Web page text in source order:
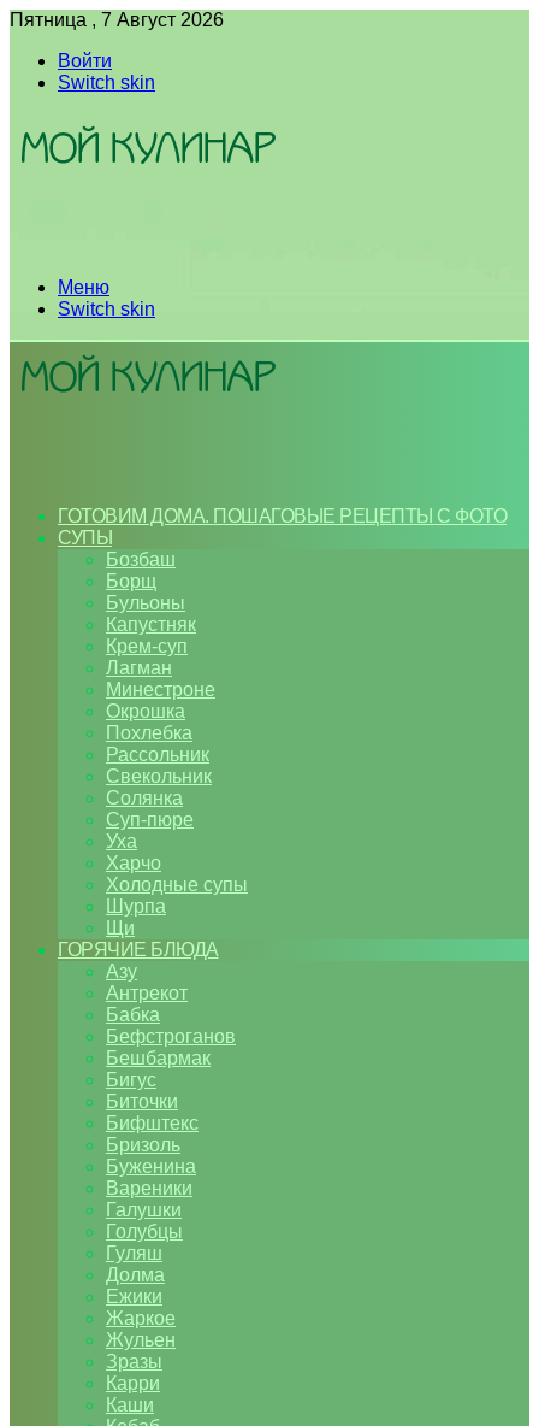
Пятница , 7 Август 2026
Войти
Switch skin
Меню
Switch skin
ГОТОВИМ ДОМА. ПОШАГОВЫЕ РЕЦЕПТЫ С ФОТО
СУПЫ
Бозбаш
Борщ
Бульоны
Капустняк
Крем-суп
Лагман
Минестроне
Окрошка
Похлебка
Рассольник
Свекольник
Солянка
Суп-пюре
Уха
Харчо
Холодные супы
Шурпа
Щи
ГОРЯЧИЕ БЛЮДА
Азу
Антрекот
Бабка
Бефстроганов
Бешбармак
Бигус
Биточки
Бифштекс
Бризоль
Буженина
Вареники
Галушки
Голубцы
Гуляш
Долма
Ежики
Жаркое
Жульен
Зразы
Карри
Каши